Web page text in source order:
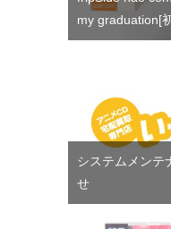
my graduation[
システムメンテ
せ